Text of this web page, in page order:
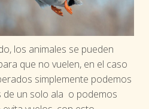
los animales se pueden
que no vuelen, en el caso
simplemente podemos
de un solo ala o podemos